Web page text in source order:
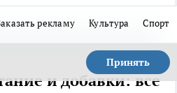
рекламу Культура Спорт
Принять
и добавки: все